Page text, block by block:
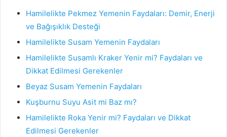
Hamilelikte Pekmez Yemenin Faydaları: Demir, Enerji
ve Bağışıklık Desteği
Hamilelikte Susam Yemenin Faydaları
Hamilelikte Susamlı Kraker Yenir mi? Faydaları ve
Dikkat Edilmesi Gerekenler
Beyaz Susam Yemenin Faydaları
Kuşburnu Suyu Asit mi Baz mı?
Hamilelikte Roka Yenir mi? Faydaları ve Dikkat
Edilmesi Gerekenler